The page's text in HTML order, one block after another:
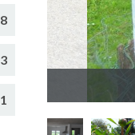
8
3
1